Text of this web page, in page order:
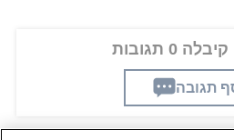
0 תגובות
תגובה